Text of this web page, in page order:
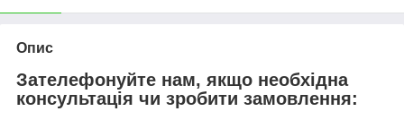
Опис
Зателефонуйте нам, якщо необхідна
консультація чи зробити замовлення: